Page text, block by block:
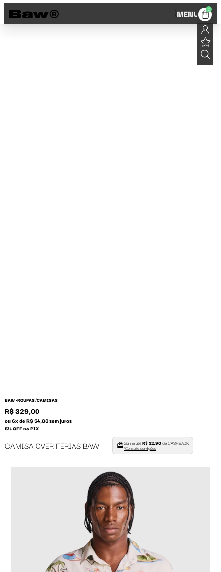
MENU 0
BAW •ROUPAS/CAMISAS
R$ 329,00
ou 6x de R$ 54,83 sem juros
5% OFF no PIX
CAMISA OVER FERIAS BAW Ganhe atéR$ 32,90de CASHBACK
*Consulte condições